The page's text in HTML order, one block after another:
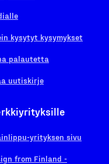
kysytyt kysymykset
palautetta
uutiskirje
yrityksen sivu
from Finland -